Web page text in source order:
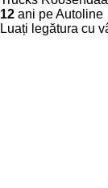
12 ani pe Autoline
Luați legătura cu